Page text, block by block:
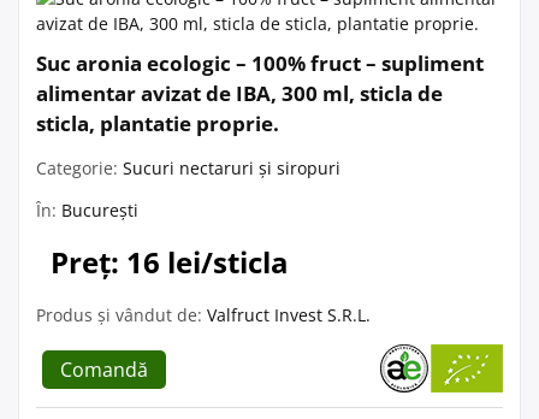
Suc aronia ecologic – 100% fruct – supliment
alimentar avizat de IBA, 300 ml, sticla de
sticla, plantatie proprie.
Categorie: Sucuri nectaruri și siropuri
În: București
Preț: 16 lei/sticla
Produs și vândut de: Valfruct Invest S.R.L.
Comandă